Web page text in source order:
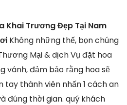
Khai Trương Đẹp Tại Nam
Không những thế, bọn chúng
Mại & dịch Vụ đặt hoa
vánh, đảm bảo rằng hoa sẽ
tay thành viên nhấn 1 cách an
đúng thời gian. quý khách